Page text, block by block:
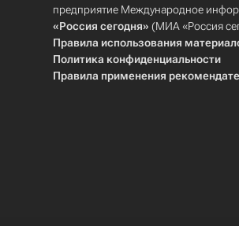
предприятие Международное
«Россия сегодня» (МИА «Россия
Правила использования
Политика конфиденциальности
Правила применения